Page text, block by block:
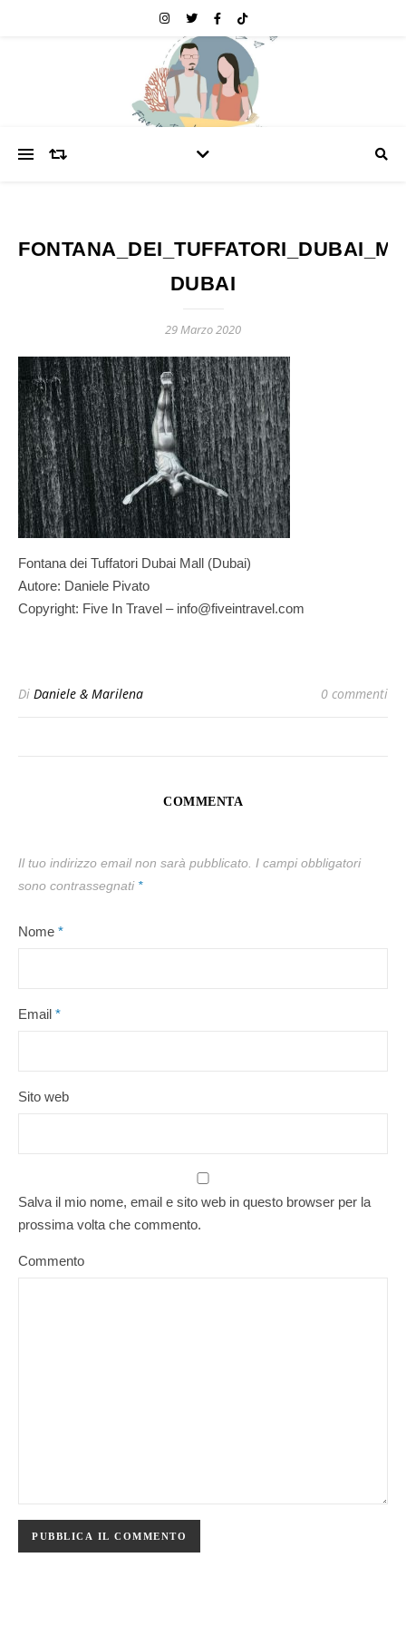
DUBAI
29 Marzo 2020
Fontana dei Tuffatori Dubai Mall (Dubai)
Autore: Daniele Pivato
Copyright: Five In Travel – info@fiveintravel.com
Di Daniele & Marilena 0 commenti
COMMENTA
Il tuo indirizzo email non sarà pubblicato. I campi obbligatori
sono contrassegnati *
Nome *
Email *
Sito web
Salva il mio nome, email e sito web in questo browser per la
prossima volta che commento.
Commento